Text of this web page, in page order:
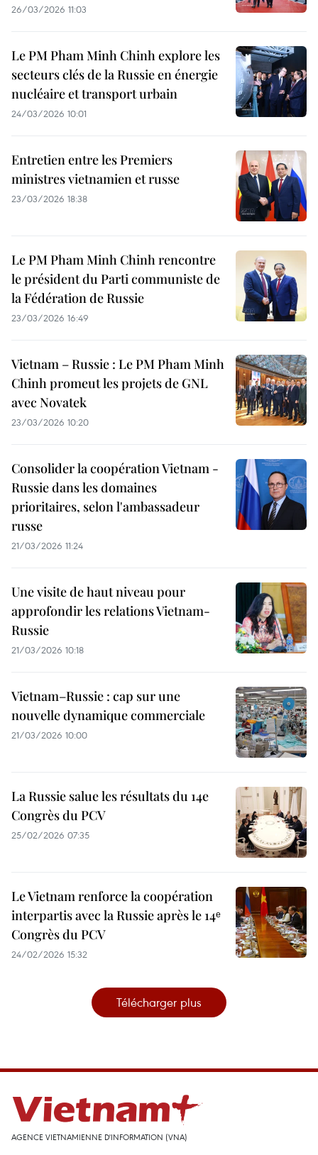
26/03/2026 11:03
Le PM Pham Minh Chinh explore les
secteurs clés de la Russie en énergie
nucléaire et transport urbain
24/03/2026 10:01
Entretien entre les Premiers
ministres vietnamien et russe
23/03/2026 18:38
Le PM Pham Minh Chinh rencontre
le président du Parti communiste de
la Fédération de Russie
23/03/2026 16:49
Vietnam – Russie : Le PM Pham Minh
Chinh promeut les projets de GNL
avec Novatek
23/03/2026 10:20
Consolider la coopération Vietnam -
Russie dans les domaines
prioritaires, selon l'ambassadeur
russe
21/03/2026 11:24
Une visite de haut niveau pour
approfondir les relations Vietnam-
Russie
21/03/2026 10:18
Vietnam–Russie : cap sur une
nouvelle dynamique commerciale
21/03/2026 10:00
La Russie salue les résultats du 14e
Congrès du PCV
25/02/2026 07:35
Le Vietnam renforce la coopération
interpartis avec la Russie après le 14ᵉ
Congrès du PCV
24/02/2026 15:32
Télécharger plus
AGENCE VIETNAMIENNE D'INFORMATION (VNA)